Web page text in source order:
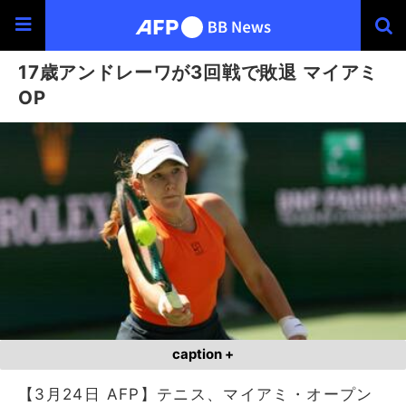
17歳アンドレーワが3回戦で敗退 マイアミ
OP
caption +
【3月24日 AFP】テニス、マイアミ・オープン